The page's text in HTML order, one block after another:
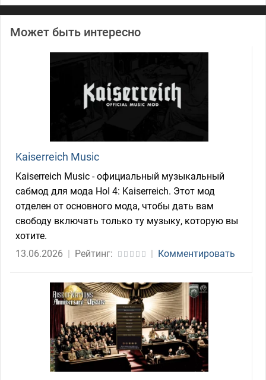
Может быть интересно
Kaiserreich Music
Kaiserreich Music - официальный музыкальный
сабмод для мода HoI 4: Kaiserreich. Этот мод
отделен от основного мода, чтобы дать вам
свободу включать только ту музыку, которую вы
хотите.
13.06.2026
Рейтинг: Комментировать